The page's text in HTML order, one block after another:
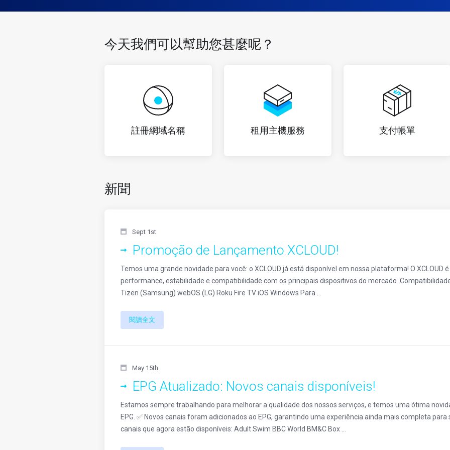
今天我們可以幫助您甚麼呢？
註冊網域名稱 租用主機服務 支付帳單
新聞
Sept 1st
Promoção de Lançamento XCLOUD!
Temos uma grande novidade para você: o XCLOUD já está disponível em nossa plataforma! O XCLOUD
performance, estabilidade e compatibilidade com os principais dispositivos do mercado.
Tizen (Samsung) webOS (LG) Roku Fire TV iOS Windows Para ...
閱讀全文
May 15th
EPG Atualizado: Novos canais disponíveis!
Estamos sempre trabalhando para melhorar a qualidade dos nossos serviços, e temos uma ótima
EPG. ✅ Novos canais foram adicionados ao EPG, garantindo uma experiência ainda mais completa
canais que agora estão disponíveis: Adult Swim BBC World BM&C Box ...